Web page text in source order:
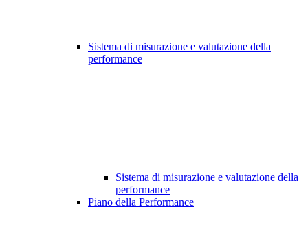
Sistema di misurazione e valutazione della
performance
Sistema di misurazione e valutazione della
performance
Piano della Performance